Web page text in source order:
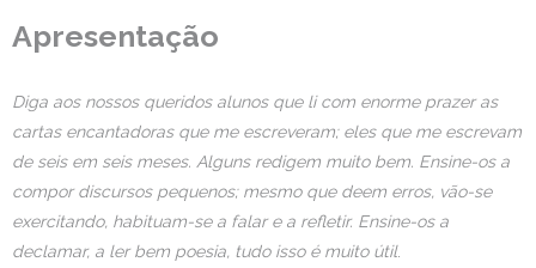
Estudar no CRSI
Apresentação
Diga aos nossos queridos alunos que li com enorme prazer as
cartas encantadoras que me escreveram; eles que me escrevam
de seis em seis meses. Alguns redigem muito bem. Ensine-os a
compor discursos pequenos; mesmo que deem erros, vão-se
exercitando, habituam-se a falar e a refletir. Ensine-os a
declamar, a ler bem poesia, tudo isso é muito útil.